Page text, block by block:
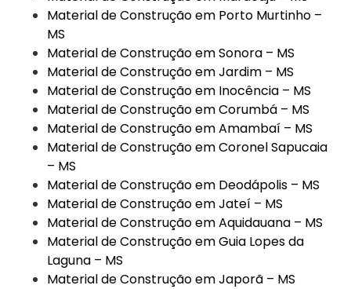
Material de Construção em Porto Murtinho –
MS
Material de Construção em Sonora – MS
Material de Construção em Jardim – MS
Material de Construção em Inocência – MS
Material de Construção em Corumbá – MS
Material de Construção em Amambaí – MS
Material de Construção em Coronel Sapucaia
– MS
Material de Construção em Deodápolis – MS
Material de Construção em Jateí – MS
Material de Construção em Aquidauana – MS
Material de Construção em Guia Lopes da
Laguna – MS
Material de Construção em Japorã – MS